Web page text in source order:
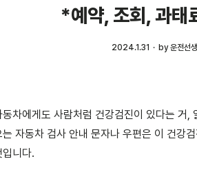
*예약, 조회, 과태
2024.1.31 · by 운전선생
동차에게도 사람처럼 건강검진이 있다는 거,
는 자동차 검사 안내 문자나 우편은 이 건강
입니다.